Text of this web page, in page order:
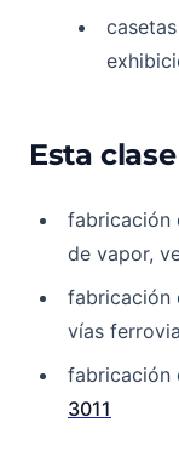
Esta
fabricación
de vapor,
fabricación
vías
fabricación
3011